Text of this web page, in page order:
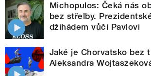
Michopulos: Čeká nás
bez střelby.
džihádem vůči Pavlovi
Jaké je Chorvatsko bez
Aleksandra